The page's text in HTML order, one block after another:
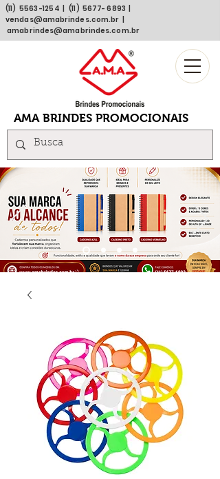
(11) 5563 -1254 | (11) 5677- 6893
vendas@amabrindes.com.br
amabrindes@amabrindes.com.br
AMA BRINDES PROMOCIONAIS